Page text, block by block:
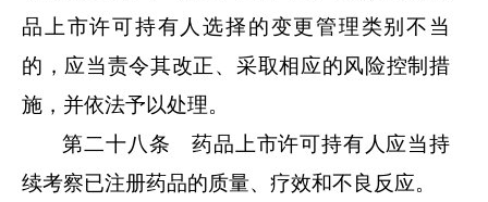
品上市许可持有人选择的变更管理类别不当
的，应当责令其改正、采取相应的风险控制措
施，并依法予以处理。
第二十八条 药品上市许可持有人应当持
续考察已注册药品的质量、疗效和不良反应。